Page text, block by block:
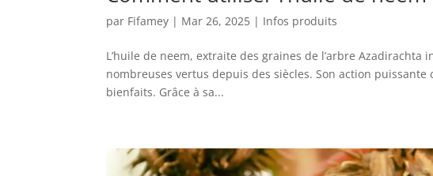
par Fifamey | Mar 26, 2025 | Infos produits
L’huile de neem, extraite des graines de l’arbre
nombreuses vertus depuis des siècles. Son action
bienfaits. Grâce à sa...